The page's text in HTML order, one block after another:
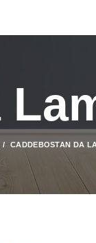
CADDEBOSTAN DA